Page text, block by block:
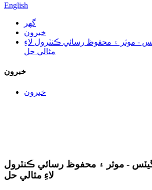
English
گھر
خبرون
گيٽس - موثر ۽ محفوظ رسائي ڪنٽرول لاءِ
مثالي حل
خبرون
خبرون
گيٽس - موثر ۽ محفوظ رسائي ڪنٽرول
لاءِ مثالي حل